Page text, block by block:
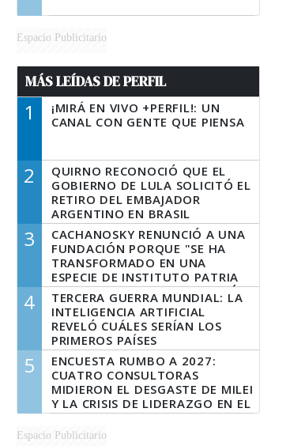
Espacio Publicitario
MÁS LEÍDAS DE PERFIL
1
¡MIRÁ EN VIVO +PERFIL!: UN
CANAL CON GENTE QUE PIENSA
2
QUIRNO RECONOCIÓ QUE EL
GOBIERNO DE LULA SOLICITÓ EL
RETIRO DEL EMBAJADOR
ARGENTINO EN BRASIL
3
CACHANOSKY RENUNCIÓ A UNA
FUNDACIÓN PORQUE "SE HA
TRANSFORMADO EN UNA
ESPECIE DE INSTITUTO PATRIA
INCONDICIONAL DE LA GESTIÓN
DE MILEI"
4
TERCERA GUERRA MUNDIAL: LA
INTELIGENCIA ARTIFICIAL
REVELÓ CUÁLES SERÍAN LOS
PRIMEROS PAÍSES
LATINOAMERICANOS EN SER
DERROTADOS
5
ENCUESTA RUMBO A 2027:
CUATRO CONSULTORAS
MIDIERON EL DESGASTE DE MILEI
Y LA CRISIS DE LIDERAZGO EN EL
PERONISMO
Espacio Publicitario